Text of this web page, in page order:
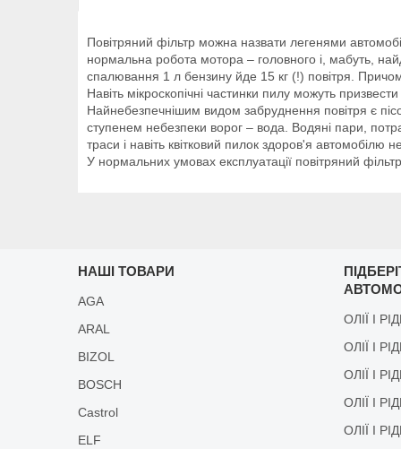
Повітряний фільтр можна назвати легенями
нормальна робота мотора – головного і, мабуть,
спалювання 1 л бензину йде 15 кг (!) повітря.
Навіть мікроскопічні частинки пилу можуть
Найнебезпечнішим видом забруднення повітря є
ступенем небезпеки ворог – вода. Водяні пари,
траси і навіть квітковий пилок здоров'я
У нормальних умовах експлуатації повітряний
НАШІ ТОВАРИ
AGA
ARAL
BIZOL
BOSCH
Castrol
ELF
ОЛІЇ І
ОЛІЇ І
ОЛІЇ І
ОЛІЇ І
ОЛІЇ І